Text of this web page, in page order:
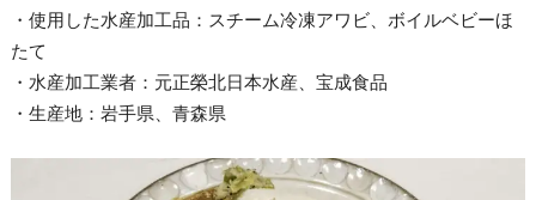
・使用した水産加工品：スチーム冷凍アワビ、ボイルベビーほ
たて
・水産加工業者：元正榮北日本水産、宝成食品
・生産地：岩手県、青森県